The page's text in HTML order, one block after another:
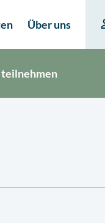
Über uns
teilnehmen